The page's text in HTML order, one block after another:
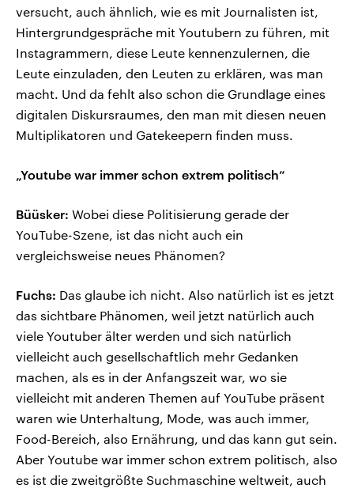
versucht, auch ähnlich, wie es mit Journalisten ist,
Hintergrundgespräche mit Youtubern zu führen, mit
Instagrammern, diese Leute kennenzulernen, die
Leute einzuladen, den Leuten zu erklären, was man
macht. Und da fehlt also schon die Grundlage eines
digitalen Diskursraumes, den man mit diesen neuen
Multiplikatoren und Gatekeepern finden muss.
„Youtube war immer schon extrem politisch“
Büüsker: Wobei diese Politisierung gerade der
YouTube-Szene, ist das nicht auch ein
vergleichsweise neues Phänomen?
Fuchs: Das glaube ich nicht. Also natürlich ist es jetzt
das sichtbare Phänomen, weil jetzt natürlich auch
viele Youtuber älter werden und sich natürlich
vielleicht auch gesellschaftlich mehr Gedanken
machen, als es in der Anfangszeit war, wo sie
vielleicht mit anderen Themen auf YouTube präsent
waren wie Unterhaltung, Mode, was auch immer,
Food-Bereich, also Ernährung, und das kann gut sein.
Aber Youtube war immer schon extrem politisch, also
es ist die zweitgrößte Suchmaschine weltweit, auch